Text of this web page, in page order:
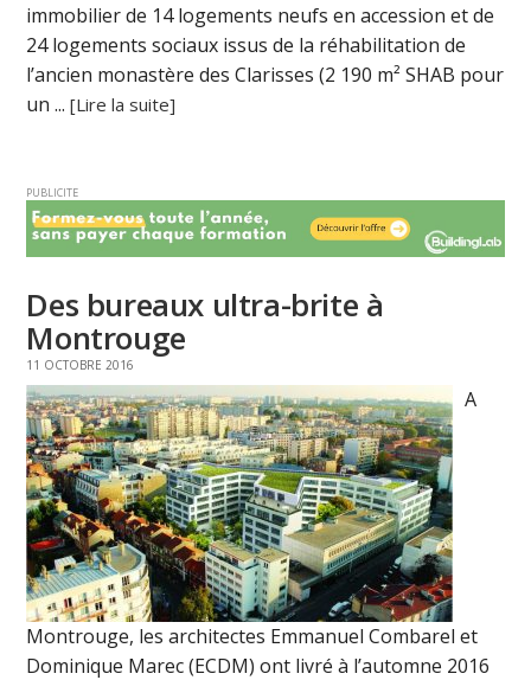
immobilier de 14 logements neufs en accession et de
24 logements sociaux issus de la réhabilitation de
l’ancien monastère des Clarisses (2 190 m² SHAB pour
un ...[Lire la suite]
PUBLICITE
Des bureaux ultra-brite à
Montrouge
11 OCTOBRE 2016
A
Montrouge, les architectes Emmanuel Combarel et
Dominique Marec (ECDM) ont livré à l’automne 2016